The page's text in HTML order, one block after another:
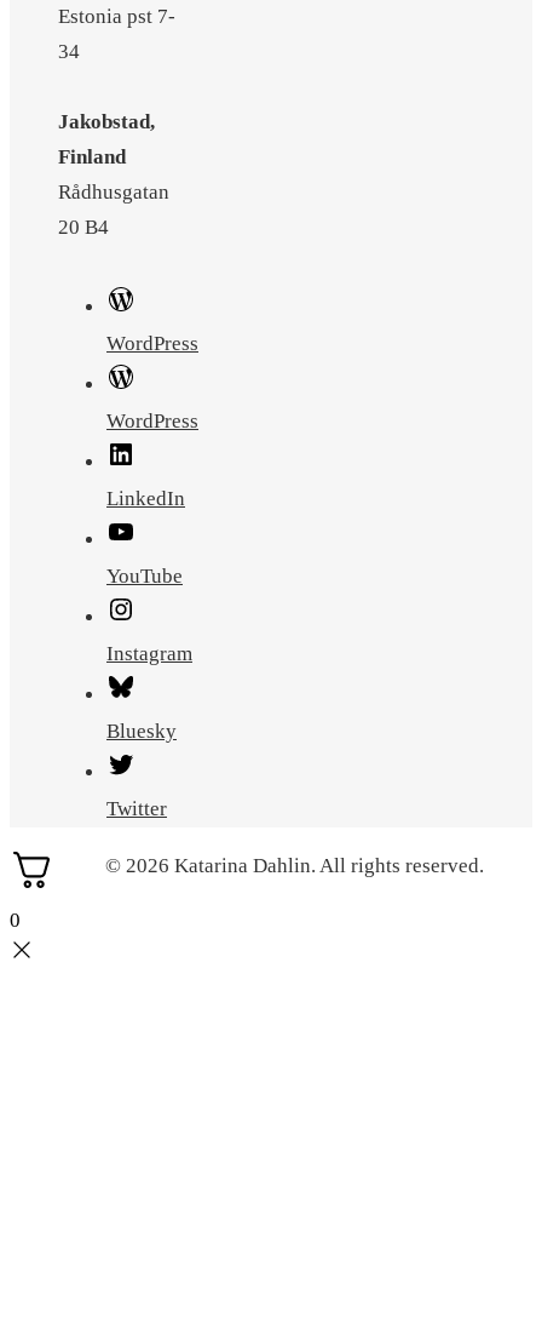
Estonia pst 7-
34
Jakobstad,
Finland
Rådhusgatan
20 B4
WordPress
WordPress
LinkedIn
YouTube
Instagram
Bluesky
Twitter
© 2026 Katarina Dahlin. All rights reserved.
0